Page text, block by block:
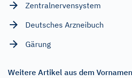
Zentralnervensystem
Deutsches Arzneibuch
Gärung
Weitere Artikel aus dem